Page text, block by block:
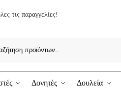
τις παραγγελίες!
Δονητές Δουλεία